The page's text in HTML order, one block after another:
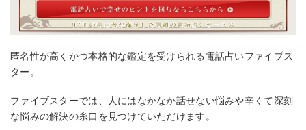
匿名性が高くかつ本格的な鑑定を受けられる電話占いファイブス
ター。
ファイブスターでは、人にはなかなか話せない悩みや辛くて深刻
な悩みの解決の糸口を見つけていただけます。